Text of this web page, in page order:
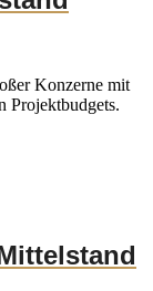
Konzerne mit
Projektbudgets.